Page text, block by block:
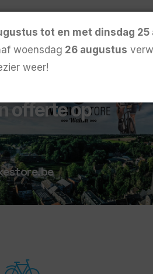
offerte op
tot en met dinsdag 25
woensdag 26 augustus
weer!